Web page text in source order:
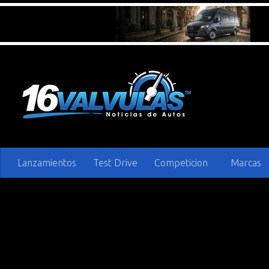
Lanzamientos Test Drive Competicion Marcas